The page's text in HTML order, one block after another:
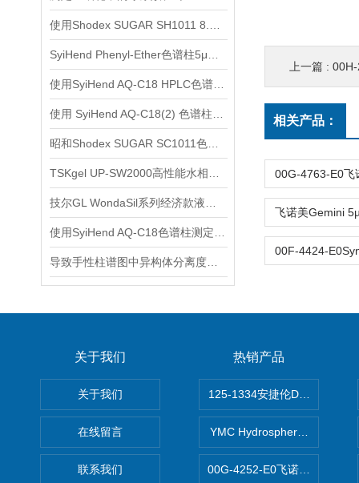
上一篇 : 00H-
相关产品：
关于我们
关于我们
在线留言
联系我们
热销产品
125-1334安捷伦DB-624色谱
YMC Hydrosphere C18亲水
00G-4252-E0飞诺美Luna